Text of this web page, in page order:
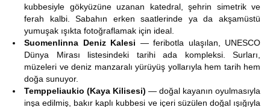
kubbesiyle gökyüzüne uzanan katedral, şehrin simetrik ve
ferah kalbi. Sabahın erken saatlerinde ya da akşamüstü
yumuşak ışıkta fotoğraflamak için ideal.
Suomenlinna Deniz Kalesi — feribotla ulaşılan, UNESCO
Dünya Mirası listesindeki tarihi ada kompleksi. Surları,
müzeleri ve deniz manzaralı yürüyüş yollarıyla hem tarih hem
doğa sunuyor.
Temppeliaukio (Kaya Kilisesi) — doğal kayanın oyulmasıyla
inşa edilmiş, bakır kaplı kubbesi ve içeri süzülen doğal ışığıyla